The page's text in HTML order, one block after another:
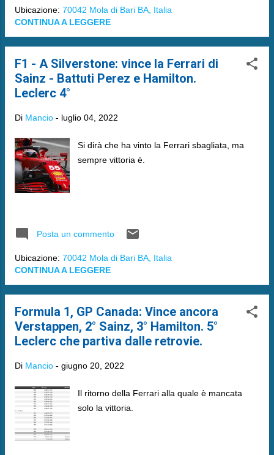
Ubicazione: 70042 Mola di Bari BA, Italia
CONTINUA A LEGGERE
F1 - A Silverstone: vince la Ferrari di
Sainz - Battuti Perez e Hamilton.
Leclerc 4°
Di Mancio - luglio 04, 2022
Si dirà che ha vinto la Ferrari sbagliata, ma
sempre vittoria è.
Posta un commento
Ubicazione: 70042 Mola di Bari BA, Italia
CONTINUA A LEGGERE
Formula 1, GP Canada: Vince ancora
Verstappen, 2° Sainz, 3° Hamilton. 5°
Leclerc che partiva dalle retrovie.
Di Mancio - giugno 20, 2022
Il ritorno della Ferrari alla quale è mancata
solo la vittoria.